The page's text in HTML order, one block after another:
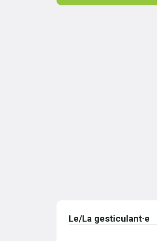
Le/La gesticulant·e